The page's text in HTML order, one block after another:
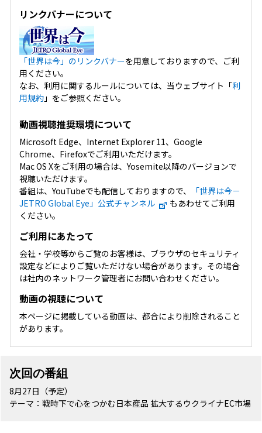
リンクバナーについて
「世界は今」のリンクバナーを用意しておりますので、ご利
用ください。
なお、利用に関するルールについては、当ウェブサイト「利
用規約」をご参照ください。
動画視聴推奨環境について
Microsoft Edge、Internet Explorer 11、Google
Chrome、Firefoxでご利用いただけます。
Mac OS Xをご利用の場合は、Yosemite以降のバージョンで
視聴いただけます。
番組は、YouTubeでも配信しておりますので、
「世界は今－
JETRO Global Eye」公式チャンネル
もあわせてご利用
ください。
ご利用にあたって
会社・学校等からご覧のお客様は、ブラウザのセキュリティ
設定などによりご覧いただけない場合があります。その場合
は社内のネットワーク管理者にお問い合わせください。
動画の視聴について
本ページに掲載している動画は、都合により削除されること
があります。
次回の番組
8月27日（予定）
テーマ：戦時下で心をつかむ日本産品 拡大するウクライナEC市場